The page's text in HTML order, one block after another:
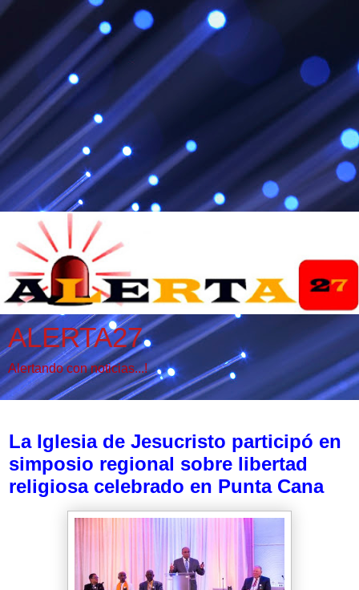
ALERTA27
Alertando con noticias...!
La Iglesia de Jesucristo participó en
simposio regional sobre libertad
religiosa celebrado en Punta Cana